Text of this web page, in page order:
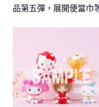
品第五彈，展開便當巾